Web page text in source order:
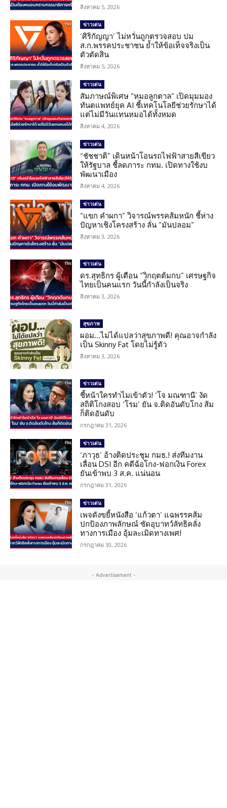
สิงหาคม 5, 2026
ข่าวเด่น
‘ศิริกัญญา’ ไม่หวั่นถูกตรวจสอบ ปม
ส.ก.พรรคประชาชน ย้ำให้ข้อเท็จจริงเป็น
ตัวตัดสิน
สิงหาคม 5, 2026
ข่าวเด่น
สัมภาษณ์พิเศษ “หมอลูกตาล” เปิดมุมมอง
ทันตแพทย์ยุค AI ชี้เทคโนโลยีช่วยรักษาได้
แต่ไม่มีวันแทนหมอได้ทั้งหมด
สิงหาคม 4, 2026
ข่าวเด่น
“ชัชชาติ” เดินหน้าโอนรถไฟฟ้าสายสีเขียว
ให้รัฐบาล ชี้ลดภาระ กทม. เปิดทางใช้งบ
พัฒนาเมือง
สิงหาคม 4, 2026
ข่าวเด่น
“แขก คำผกา” วิจารณ์พรรคส้มหนัก ชี้ห่าง
ปัญหาเชิงโครงสร้าง ลั่น “มันปลอม”
สิงหาคม 3, 2026
ข่าวเด่น
ดร.สุทธิกร ผู้เตือน “วิกฤตต้มกบ” เศรษฐกิจ
ไทยเป็นคนแรก วันนี้กำลังเป็นจริง
สิงหาคม 3, 2026
สุขภาพ
ผอม…ไม่ได้แปลว่าสุขภาพดี! คุณอาจกำลัง
เป็น Skinny Fat โดยไม่รู้ตัว
สิงหาคม 3, 2026
ข่าวเด่น
ชี้หน้าใครทำไมเข้าตัว! ‘โจ มณฑานี’ งัด
สถิติโกงสอบ ‘โรม’ ยัน จ.ติดอันดับโกง ส้ม
ก็ติดอันดับ
กรกฎาคม 31, 2026
ข่าวเด่น
‘ภาวุธ’ อ้างติดประชุม กมธ.! ส่งทีมงาน
เลื่อน DSI อีก คดีฉ้อโกง-ฟอกเงิน Forex
ยันเข้าพบ 3 ส.ค. แน่นอน
กรกฎาคม 31, 2026
ข่าวเด่น
เพจดังขยี้หนังสือ ‘แก้วตา’ แฉพรรคส้ม
ปกป้องภาพลักษณ์ ซัดอุบาทว์ลัทธิคลั่ง
ทางการเมือง อุ้มละเมิดทางเพศ!
กรกฎาคม 30, 2026
- Advertisement -